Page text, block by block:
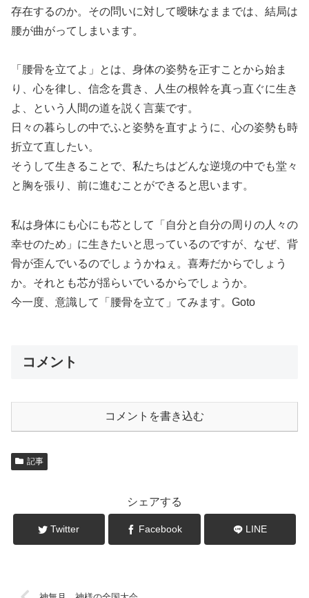
存在するのか。その問いに対して曖昧なままでは、結局は
腰が曲がってしまいます。
「腰骨を立てよ」とは、身体の姿勢を正すことから始ま
り、心を律し、信念を貫き、人生の根幹を真っ直ぐに生き
よ、という人間の道を説く言葉です。
日々の暮らしの中でふと姿勢を直すように、心の姿勢も時
折立て直したい。
そうして生きることで、私たちはどんな逆境の中でも堂々
と胸を張り、前に進むことができると思います。
私は身体にも心にも芯として「自分と自分の周りの人々の
幸せのため」に生きたいと思っているのですが、なぜ、背
骨が歪んでいるのでしょうかねぇ。喜寿だからでしょう
か。それとも芯が揺らいでいるからでしょうか。
今一度、意識して「腰骨を立て」てみます。Goto
コメント
コメントを書き込む
記事
シェアする
Twitter Facebook LINE